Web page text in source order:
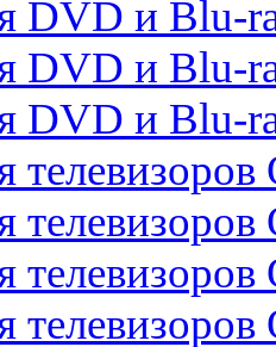
DVD и Blu-
DVD и Blu-
DVD и Blu-
телевизоров
телевизоров
телевизоров
телевизоров